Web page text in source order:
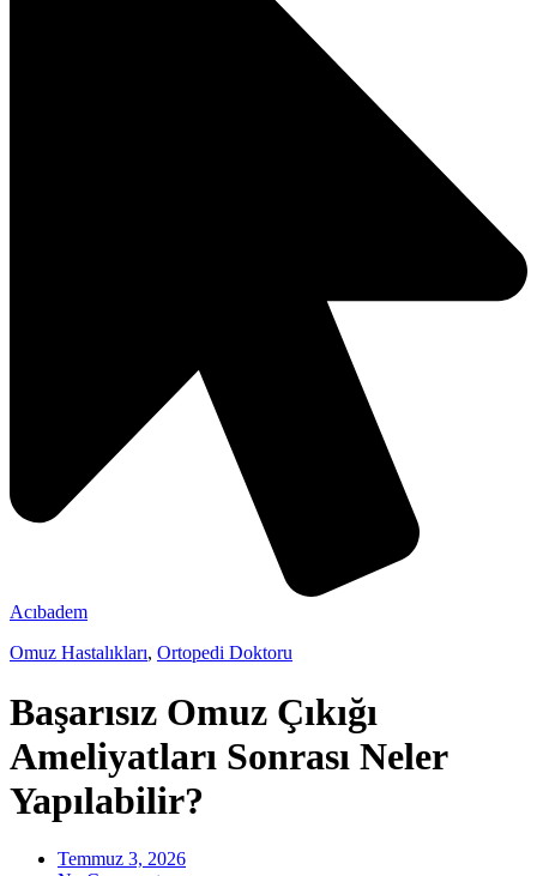
Acıbadem
Omuz Hastalıkları, Ortopedi Doktoru
Başarısız Omuz Çıkığı
Ameliyatları Sonrası Neler
Yapılabilir?
Temmuz 3, 2026